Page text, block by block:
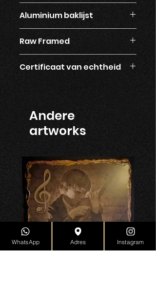
Aluminium baklijst
Raw Framed
Certificaat van echtheid
Andere
artworks
WhatsApp Adres Instagram